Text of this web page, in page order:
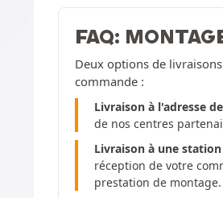
FAQ:
Deux options de
commande :
Livraison à l'adresse
de nos centres
Livraison à une
réception de votre
prestation de montage.